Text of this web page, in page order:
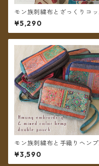
モン族刺繍布とざっくりコッ
トン タッセルチャームのハン
ドバッグ ＊メール便送料無料
＊
¥5,290
モン族刺繍布と手織りヘンプ
ミックスカラー ダブルポーチ
＊メール便送料無料＊
¥3,590